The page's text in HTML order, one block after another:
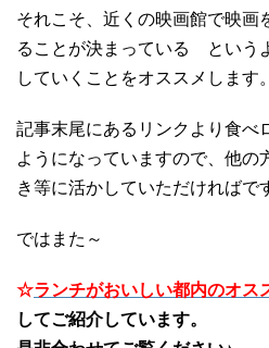
それこそ、近くの映画館で映画
ることが決まっている という
していくことをオススメします。
記事末尾にあるリンクより食べ
ようになっていますので、他の
き等に活かしていただければで
ではまた～
☆ランチがおいしい都内のオス
してご紹介しています。